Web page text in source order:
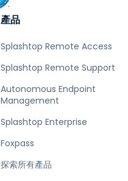
產品
Splashtop Remote Access
Splashtop Remote Support
Autonomous Endpoint
Management
Splashtop Enterprise
Foxpass
探索所有產品